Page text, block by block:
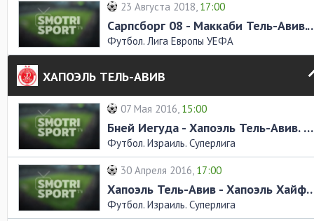
23 Августа 2018, 17:00
Сарпсборг 08 -
Футбол. Лига Европы УЕФА
ХАПОЭЛЬ ТЕЛЬ-АВИВ
07 Мая 2016, 15:00
Бней Иегуда - Хапоэль Тель-Авив. Обзор матча
Футбол. Израиль. Суперлига
30 Апреля 2016, 17:00
Хапоэль Тель-Авив -
Футбол. Израиль. Суперлига